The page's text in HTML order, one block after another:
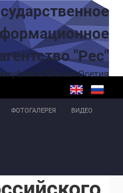
"Рес"
Южная Осетия
ФОТОГАЛЕРЕЯ ВИДЕО